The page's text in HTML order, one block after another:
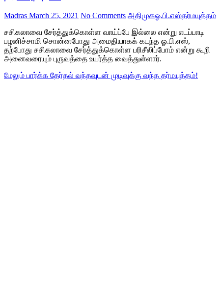
Madras March 25, 2021 No Comments அதிமுகஓ.பி.எஸ்தர்மயுத்தம்
சசிகலாவை சேர்த்துக்கொள்ள வாய்ப்பே இல்லை என்று எடப்பாடி
பழனிச்சாமி சொன்னபோது அமைதியாகக் கடந்த ஓ.பி.எஸ்,
தற்போது சசிகலாவை சேர்த்துக்கொள்ள பரிசீலிப்போம் என்று கூறி
அனைவரையும் புருவத்தை உயர்த்த வைத்துள்ளார்.
மேலும் பார்க்க தேர்தல் வந்தவுடன் முடிவுக்கு வந்த தர்மயுத்தம்!